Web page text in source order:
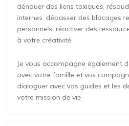
dénouer des liens toxiques,
internes, dépasser des blocages
personnels, réactiver des
à votre créativité.
Je vous accompagne également
avec votre famille et vos
dialoguer avec vos guides et les
votre mission de vie